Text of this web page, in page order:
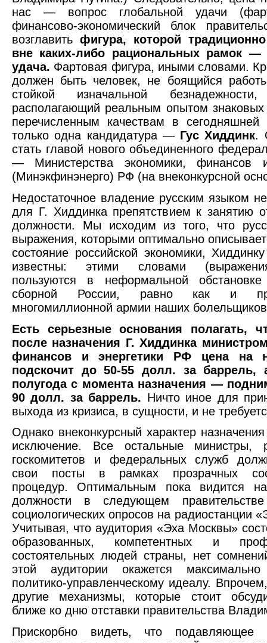
нас — вопрос глобальной удачи
финансово-экономический блок
возглавить фигура, которой
вне каких-либо рациональных рамок —
удача. Фартовая фигура, иными словами.
должен быть человек, не боящийся
стойкой изначальной
располагающий реальным опытом
перечисленным качествам в сегодняшней
только одна кандидатура — Гус Хиддинк.
стать главой нового объединенного
— Министерства экономики, финансов и
(Минэкфинэнерго) РФ (на внеконкурсной
Недостаточное владение русским языком
для Г. Хиддинка препятствием к занятию
должности. Мы исходим из того, что
выражения, которыми оптимально
состояние российской экономики,
известны: этими словами
пользуются в неформальной
сборной России, равно как и
многомиллионной армии наших
Есть серьезные основания полагать,
после назначения Г. Хиддинка
финансов и энергетики РФ цена на
подскочит до 50-55 долл. за баррель,
полугода с момента назначения —
90 долл. за баррель. Ничто иное для
выхода из кризиса, в сущности, и не
Однако внеконкурсный характер
исключение. Все остальные министры,
госкомитетов и федеральных служб
свои посты в рамках прозрачных
процедур. Оптимальным пока видится
должности в следующем
социологических опросов на радиостанции
Учитывая, что аудитория «Эха Москвы»
образованных, компетентных и
состоятельных людей страны, нет
этой аудитории окажется
политико-управленческому идеалу.
другие механизмы, которые стоит
ближе ко дню отставки правительства
Прискорбно видеть, что подавляющее